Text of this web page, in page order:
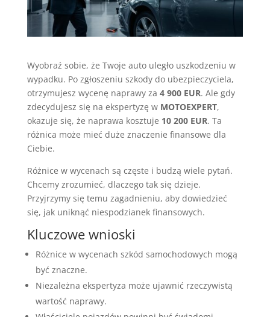
Wyobraź sobie, że Twoje auto uległo uszkodzeniu w
wypadku. Po zgłoszeniu szkody do ubezpieczyciela,
otrzymujesz wycenę naprawy za 4 900 EUR. Ale gdy
zdecydujesz się na ekspertyzę w MOTOEXPERT,
okazuje się, że naprawa kosztuje 10 200 EUR. Ta
różnica może mieć duże znaczenie finansowe dla
Ciebie.
Różnice w wycenach są częste i budzą wiele pytań.
Chcemy zrozumieć, dlaczego tak się dzieje.
Przyjrzymy się temu zagadnieniu, aby dowiedzieć
się, jak uniknąć niespodzianek finansowych.
Kluczowe wnioski
Różnice w wycenach szkód samochodowych mogą
być znaczne.
Niezależna ekspertyza może ujawnić rzeczywistą
wartość naprawy.